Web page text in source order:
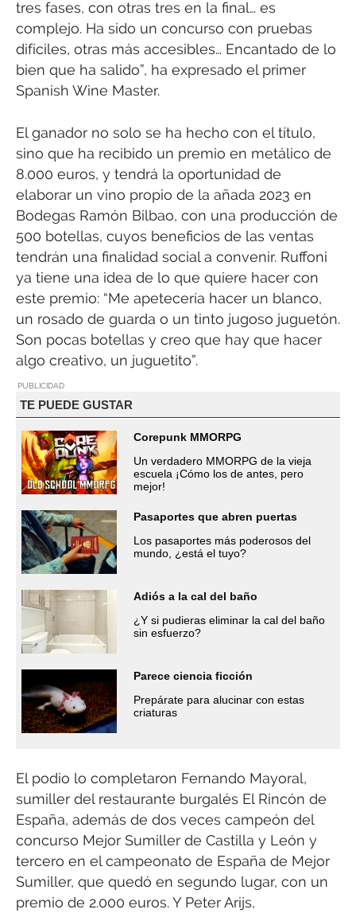
tres fases, con otras tres en la final… es
complejo. Ha sido un concurso con pruebas
difíciles, otras más accesibles… Encantado de lo
bien que ha salido”, ha expresado el primer
Spanish Wine Master.
El ganador no solo se ha hecho con el título,
sino que ha recibido un premio en metálico de
8.000 euros, y tendrá la oportunidad de
elaborar un vino propio de la añada 2023 en
Bodegas Ramón Bilbao, con una producción de
500 botellas, cuyos beneficios de las ventas
tendrán una finalidad social a convenir. Ruffoni
ya tiene una idea de lo que quiere hacer con
este premio: “Me apetecería hacer un blanco,
un rosado de guarda o un tinto jugoso juguetón.
Son pocas botellas y creo que hay que hacer
algo creativo, un juguetito”.
PUBLICIDAD
TE PUEDE GUSTAR
Corepunk MMORPG
Un verdadero MMORPG de la vieja
escuela ¡Cómo los de antes, pero
mejor!
Pasaportes que abren puertas
Los pasaportes más poderosos del
mundo, ¿está el tuyo?
Adiós a la cal del baño
¿Y si pudieras eliminar la cal del baño
sin esfuerzo?
Parece ciencia ficción
Prepárate para alucinar con estas
criaturas
El podio lo completaron Fernando Mayoral,
sumiller del restaurante burgalés El Rincón de
España, además de dos veces campeón del
concurso Mejor Sumiller de Castilla y León y
tercero en el campeonato de España de Mejor
Sumiller, que quedó en segundo lugar, con un
premio de 2.000 euros. Y Peter Arijs,